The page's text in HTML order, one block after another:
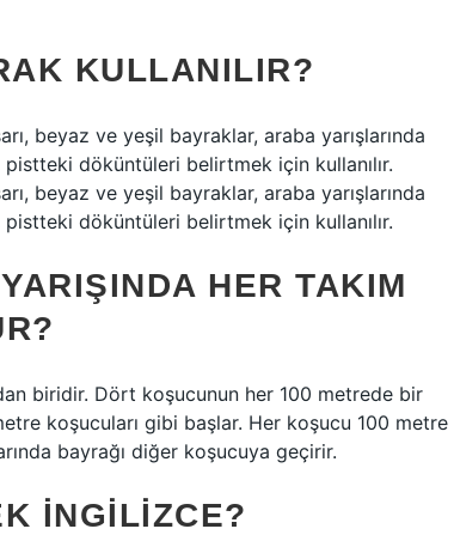
KULLANILIR?
beyaz ve yeşil bayraklar, araba yarışlarında
pistteki döküntüleri belirtmek için kullanılır.
beyaz ve yeşil bayraklar, araba yarışlarında
pistteki döküntüleri belirtmek için kullanılır.
HER TAKIM
biridir. Dört koşucunun her 100 metrede bir
koşucuları gibi başlar. Her koşucu 100 metre
bayrağı diğer koşucuya geçirir.
INGILIZCE?